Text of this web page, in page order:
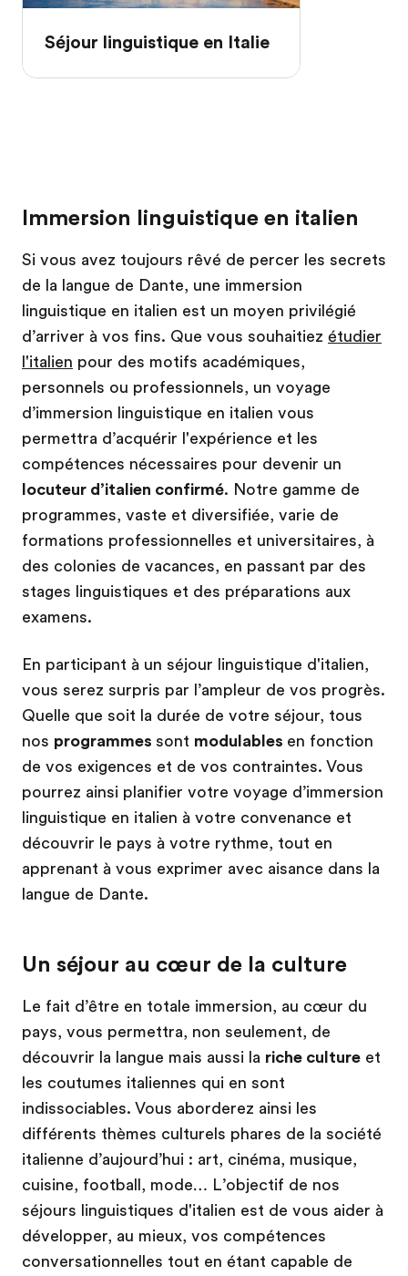
Séjour linguistique en Italie
Immersion linguistique en italien
Si vous avez toujours rêvé de percer les secrets
de la langue de Dante, une immersion
linguistique en italien est un moyen privilégié
d’arriver à vos fins. Que vous souhaitiez étudier
l'italien pour des motifs académiques,
personnels ou professionnels, un voyage
d’immersion linguistique en italien vous
permettra d’acquérir l'expérience et les
compétences nécessaires pour devenir un
locuteur d’italien confirmé. Notre gamme de
programmes, vaste et diversifiée, varie de
formations professionnelles et universitaires, à
des colonies de vacances, en passant par des
stages linguistiques et des préparations aux
examens.
En participant à un séjour linguistique d'italien,
vous serez surpris par l’ampleur de vos progrès.
Quelle que soit la durée de votre séjour, tous
nos programmes sont modulables en fonction
de vos exigences et de vos contraintes. Vous
pourrez ainsi planifier votre voyage d’immersion
linguistique en italien à votre convenance et
découvrir le pays à votre rythme, tout en
apprenant à vous exprimer avec aisance dans la
langue de Dante.
Un séjour au cœur de la culture
Le fait d’être en totale immersion, au cœur du
pays, vous permettra, non seulement, de
découvrir la langue mais aussi la riche culture et
les coutumes italiennes qui en sont
indissociables. Vous aborderez ainsi les
différents thèmes culturels phares de la société
italienne d’aujourd’hui : art, cinéma, musique,
cuisine, football, mode… L’objectif de nos
séjours linguistiques d'italien est de vous aider à
développer, au mieux, vos compétences
conversationnelles tout en étant capable de